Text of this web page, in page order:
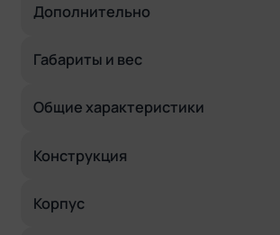
Дополнительно
Габариты и вес
Общие характеристики
Конструкция
Корпус